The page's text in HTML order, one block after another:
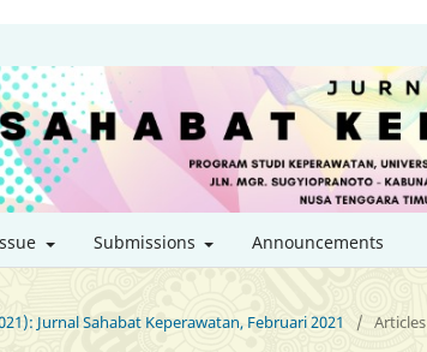
Submissions Announcements
Jurnal Sahabat Keperawatan, Februari 2021 / Articles